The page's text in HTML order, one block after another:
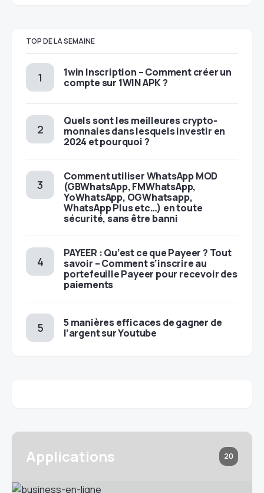
TOP DE LA SEMAINE
1win Inscription – Comment créer un
compte sur 1WIN APK ?
Quels sont les meilleures crypto-
monnaies dans lesquels investir en
2024 et pourquoi ?
Comment utiliser WhatsApp MOD
(GBWhatsApp, FMWhatsApp,
YoWhatsApp, OGWhatsapp,
WhatsApp Plus etc…) en toute
sécurité, sans être banni
PAYEER : Qu’est ce que Payeer ? Tout
savoir – Comment s’inscrire au
portefeuille Payeer pour recevoir des
paiements
5 manières efficaces de gagner de
l’argent sur Youtube
Applications 20